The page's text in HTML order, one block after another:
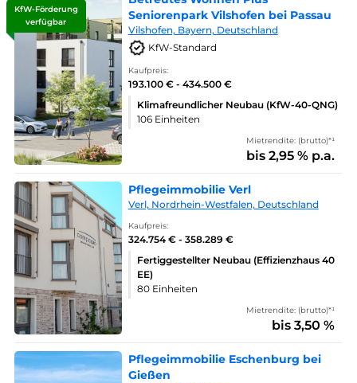
KfW-Förderung
verfügbar
Seniorenpark Vilshofen bei Passau
Vilshofen, Bayern, Deutschland
KfW-Standard
Kaufpreis:
193.100 € - 434.500 €
Klimafreundlicher Neubau (KfW-40-QNG)
106 Einheiten
Mietrendite: (brutto)*¹
bis 2,95 % p.a.
Pflegeimmobilie Verl
Verl, Nordrhein-Westfalen, Deutschland
Kaufpreis:
324.754 € - 358.289 €
Fertiggestellter Neubau (Effizienzhaus 40
EE)
80 Einheiten
Mietrendite: (brutto)*¹
bis 3,50 %
Pflegeimmobilie Eschenburg bei
Gießen